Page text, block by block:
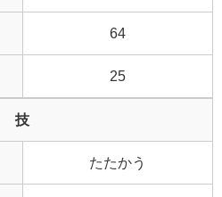
64
25
技
たたかう